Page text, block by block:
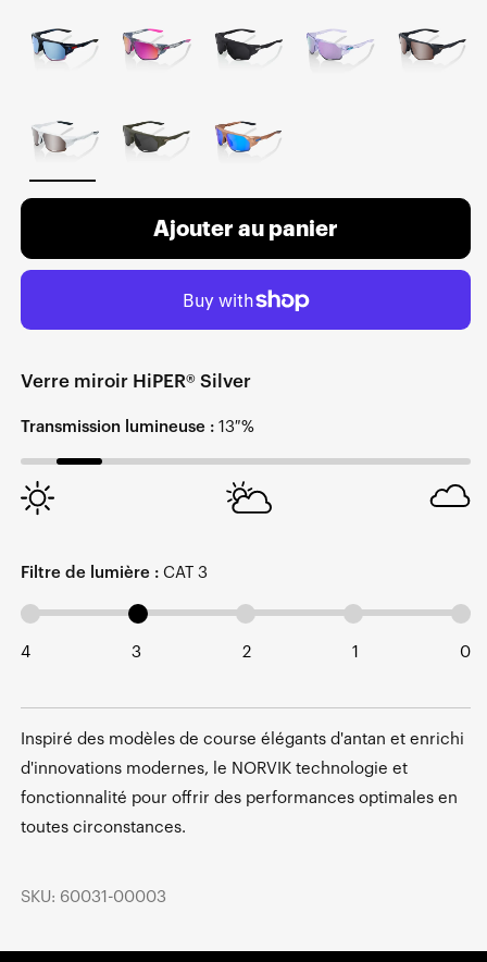
Ajouter au panier
Verre miroir HiPER® Silver
Transmission lumineuse : 13 %
Filtre de lumière : CAT 3
4 3 2 1 0
Inspiré des modèles de course élégants d'antan et enrichi
d'innovations modernes, le NORVIK technologie et
fonctionnalité pour offrir des performances optimales en
toutes circonstances.
SKU: 60031-00003